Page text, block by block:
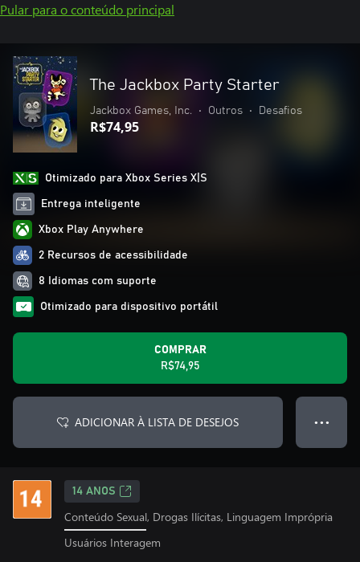
Pular para o conteúdo principal
The Jackbox Party Starter
Jackbox Games, Inc. • Outros • Desafios
R$74,95
Otimizado para Xbox Series X|S
Entrega inteligente
Xbox Play Anywhere
2 Recursos de acessibilidade
8 Idiomas com suporte
Otimizado para dispositivo portátil
COMPRAR
R$74,95
ADICIONAR À LISTA DE DESEJOS ● ● ●
14 ANOS
Conteúdo Sexual, Drogas Ilícitas, Linguagem Imprópria
Usuários Interagem